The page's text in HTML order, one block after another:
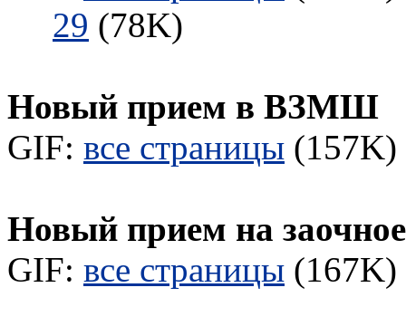
29 (78K)
Новый прием в ВЗМШ
GIF: все страницы
Новый прием на
GIF: все страницы